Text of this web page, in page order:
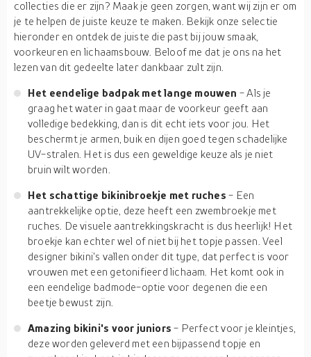
collecties die er zijn? Maak je geen zorgen, want wij zijn er om
je te helpen de juiste keuze te maken. Bekijk onze selectie
hieronder en ontdek de juiste die past bij jouw smaak,
voorkeuren en lichaamsbouw. Beloof me dat je ons na het
lezen van dit gedeelte later dankbaar zult zijn.
Het eendelige badpak met lange mouwen - Als je
graag het water in gaat maar de voorkeur geeft aan
volledige bedekking, dan is dit echt iets voor jou. Het
beschermt je armen, buik en dijen goed tegen schadelijke
UV-stralen. Het is dus een geweldige keuze als je niet
bruin wilt worden.
Het schattige bikinibroekje met ruches- Een
aantrekkelijke optie, deze heeft een zwembroekje met
ruches. De visuele aantrekkingskracht is dus heerlijk! Het
broekje kan echter wel of niet bij het topje passen. Veel
designer bikini's vallen onder dit type, dat perfect is voor
vrouwen met een getonifieerd lichaam. Het komt ook in
een eendelige badmode-optie voor degenen die een
beetje bewust zijn.
Amazing bikini's voor juniors- Perfect voor je kleintjes,
deze worden geleverd met een bijpassend topje en